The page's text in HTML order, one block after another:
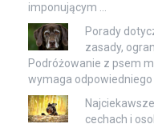
imponującym …
Porady
zasady,
Podróżowanie z psem
wymaga odpowiedniego
cechach i